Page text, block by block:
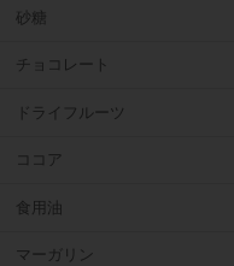
砂糖
チョコレート
ドライフルーツ
ココア
食用油
マーガリン